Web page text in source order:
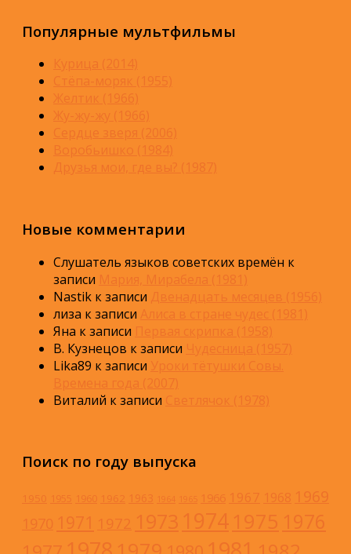
Популярные мультфильмы
Курица (2014)
Стёпа-моряк (1955)
Желтик (1966)
Жу-жу-жу (1966)
Сердце зверя (2006)
Воробьишко (1984)
Друзья мои, где вы? (1987)
Новые комментарии
Слушатель языков советских времён к
записи Мария, Мирабела (1981)
Nastik к записи Двенадцать месяцев (1956)
лиза к записи Алиса в стране чудес (1981)
Яна к записи Первая скрипка (1958)
В. Кузнецов к записи Чудесница (1957)
Lika89 к записи Уроки тётушки Совы.
Времена года (2007)
Виталий к записи Светлячок (1978)
Поиск по году выпуска
1950 1955 1960 1962 1963 1964 1965 1966 1967 1968 1969
1970 1971 1972 1973 1974 1975 1976